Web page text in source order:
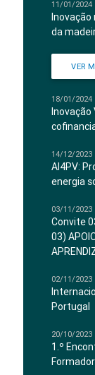
11/01/2024
da
VER
18/01/2024
14/12/2023
AI4PV:
energia
03/11/2023
Convite
03)
02/11/2023
Portugal
20/10/2023
1.º